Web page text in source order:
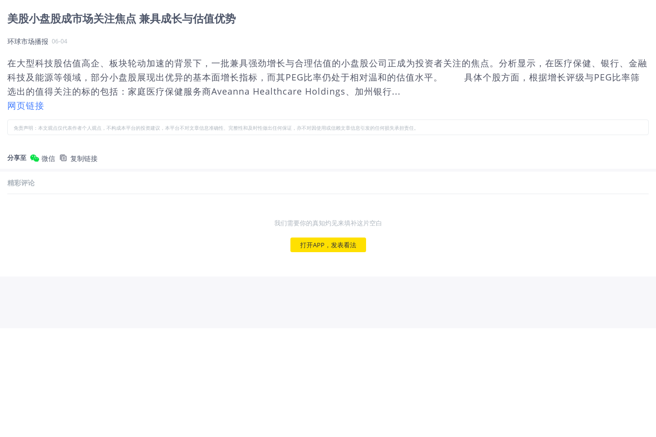
美股小盘股成市场关注焦点 兼具成长与估值优势
环球市场播报 06-04
在大型科技股估值高企、板块轮动加速的背景下，一批兼具强劲增长与合理估值的小盘股公司正成为投资者关注的焦点。分析显示，在医疗保健、银行、金融
科技及能源等领域，部分小盘股展现出优异的基本面增长指标，而其PEG比率仍处于相对温和的估值水平。 具体个股方面，根据增长评级与PEG比率筛
选出的值得关注的标的包括：家庭医疗保健服务商Aveanna Healthcare Holdings、加州银行...
网页链接
免责声明：本文观点仅代表作者个人观点，不构成本平台的投资建议，本平台不对文章信息准确性、完整性和及时性做出任何保证，亦不对因使用或信赖文章信息引发的任何损失承担责任。
分享至 微信 复制链接
精彩评论
我们需要你的真知灼见来填补这片空白
打开APP，发表看法